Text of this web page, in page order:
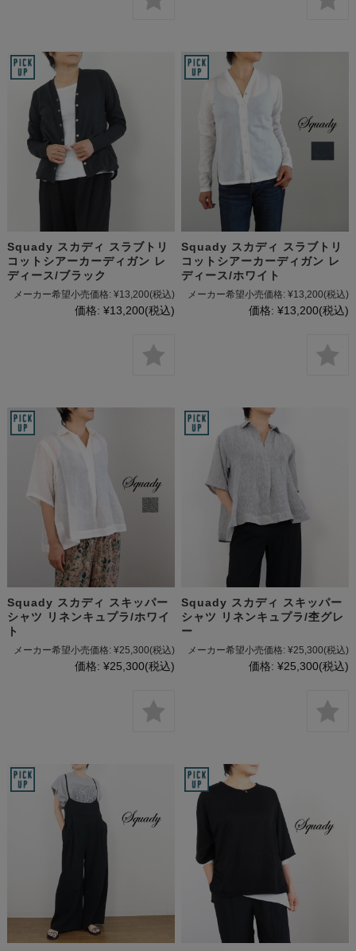
Squady スカディ スラブトリ
コットシアーカーディガン レ
ディース/ブラック
メーカー希望小売価格: ¥13,200(税込)
価格: ¥13,200(税込)
Squady スカディ スラブトリ
コットシアーカーディガン レ
ディース/ホワイト
メーカー希望小売価格: ¥13,200(税込)
価格: ¥13,200(税込)
Squady スカディ スキッパー
シャツ リネンキュプラ/ホワイ
ト
メーカー希望小売価格: ¥25,300(税込)
価格: ¥25,300(税込)
Squady スカディ スキッパー
シャツ リネンキュプラ/杢グレ
ー
メーカー希望小売価格: ¥25,300(税込)
価格: ¥25,300(税込)